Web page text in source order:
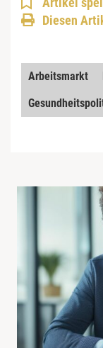
Diesen
Arbeitsmarkt